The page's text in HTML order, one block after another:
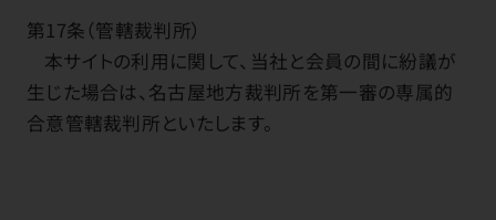
第17条（管轄裁判所）
本サイトの利用に関して、当社と会員の間に紛議が
生じた場合は、名古屋地方裁判所を第一審の専属的
合意管轄裁判所といたします。